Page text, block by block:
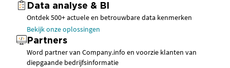
Data analyse & BI
Ontdek 500+ actuele en betrouwbare data kenmerken
Bekijk onze oplossingen
Partners
Word partner van Company.info en voorzie klanten van
diepgaande bedrijfsinformatie